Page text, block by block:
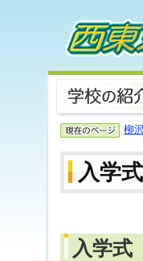
柳
入学式
入学式